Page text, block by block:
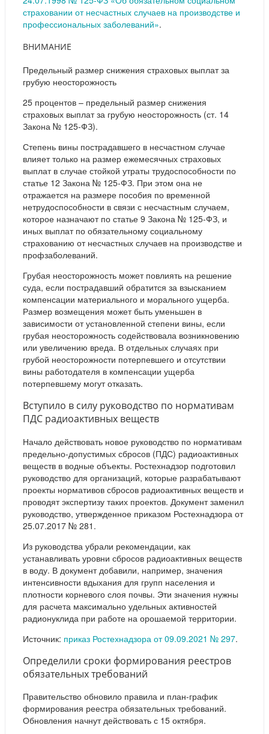
страховании от несчастных случаев на производстве и
профессиональных заболеваний».
ВНИМАНИЕ
Предельный размер снижения страховых выплат за
грубую неосторожность
25 процентов – предельный размер снижения
страховых выплат за грубую неосторожность (ст. 14
Закона № 125-ФЗ).
Степень вины пострадавшего в несчастном случае
влияет только на размер ежемесячных страховых
выплат в случае стойкой утраты трудоспособности по
статье 12 Закона № 125-ФЗ. При этом она не
отражается на размере пособия по временной
нетрудоспособности в связи с несчастным случаем,
которое назначают по статье 9 Закона № 125-ФЗ, и
иных выплат по обязательному социальному
страхованию от несчастных случаев на производстве и
профзаболеваний.
Грубая неосторожность может повлиять на решение
суда, если пострадавший обратится за взысканием
компенсации материального и морального ущерба.
Размер возмещения может быть уменьшен в
зависимости от установленной степени вины, если
грубая неосторожность содействовала возникновению
или увеличению вреда. В отдельных случаях при
грубой неосторожности потерпевшего и отсутствии
вины работодателя в компенсации ущерба
потерпевшему могут отказать.
Вступило в силу руководство по нормативам
ПДС радиоактивных веществ
Начало действовать новое руководство по нормативам
предельно-допустимых сбросов (ПДС) радиоактивных
веществ в водные объекты. Ростехнадзор подготовил
руководство для организаций, которые разрабатывают
проекты нормативов сбросов радиоактивных веществ и
проводят экспертизу таких проектов. Документ заменил
руководство, утвержденное приказом Ростехнадзора от
25.07.2017 № 281.
Из руководства убрали рекомендации, как
устанавливать уровни сбросов радиоактивных веществ
в воду. В документ добавили, например, значения
интенсивности вдыхания для групп населения и
плотности корневого слоя почвы. Эти значения нужны
для расчета максимально удельных активностей
радионуклида при работе на орошаемой территории.
Источник: приказ Ростехнадзора от 09.09.2021 № 297.
Определили сроки формирования реестров
обязательных требований
Правительство обновило правила и план-график
формирования реестра обязательных требований.
Обновления начнут действовать с 15 октября.